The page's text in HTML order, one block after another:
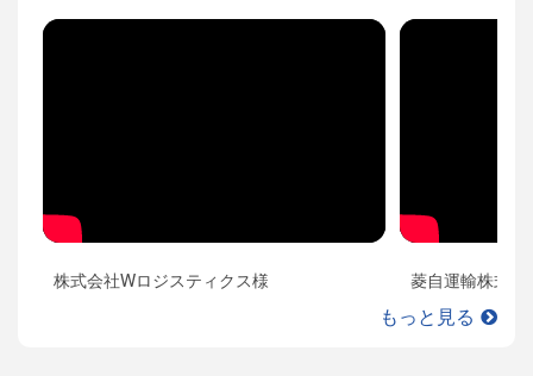
株式会社Wロジスティクス様 菱自運輸株式会
もっと見る